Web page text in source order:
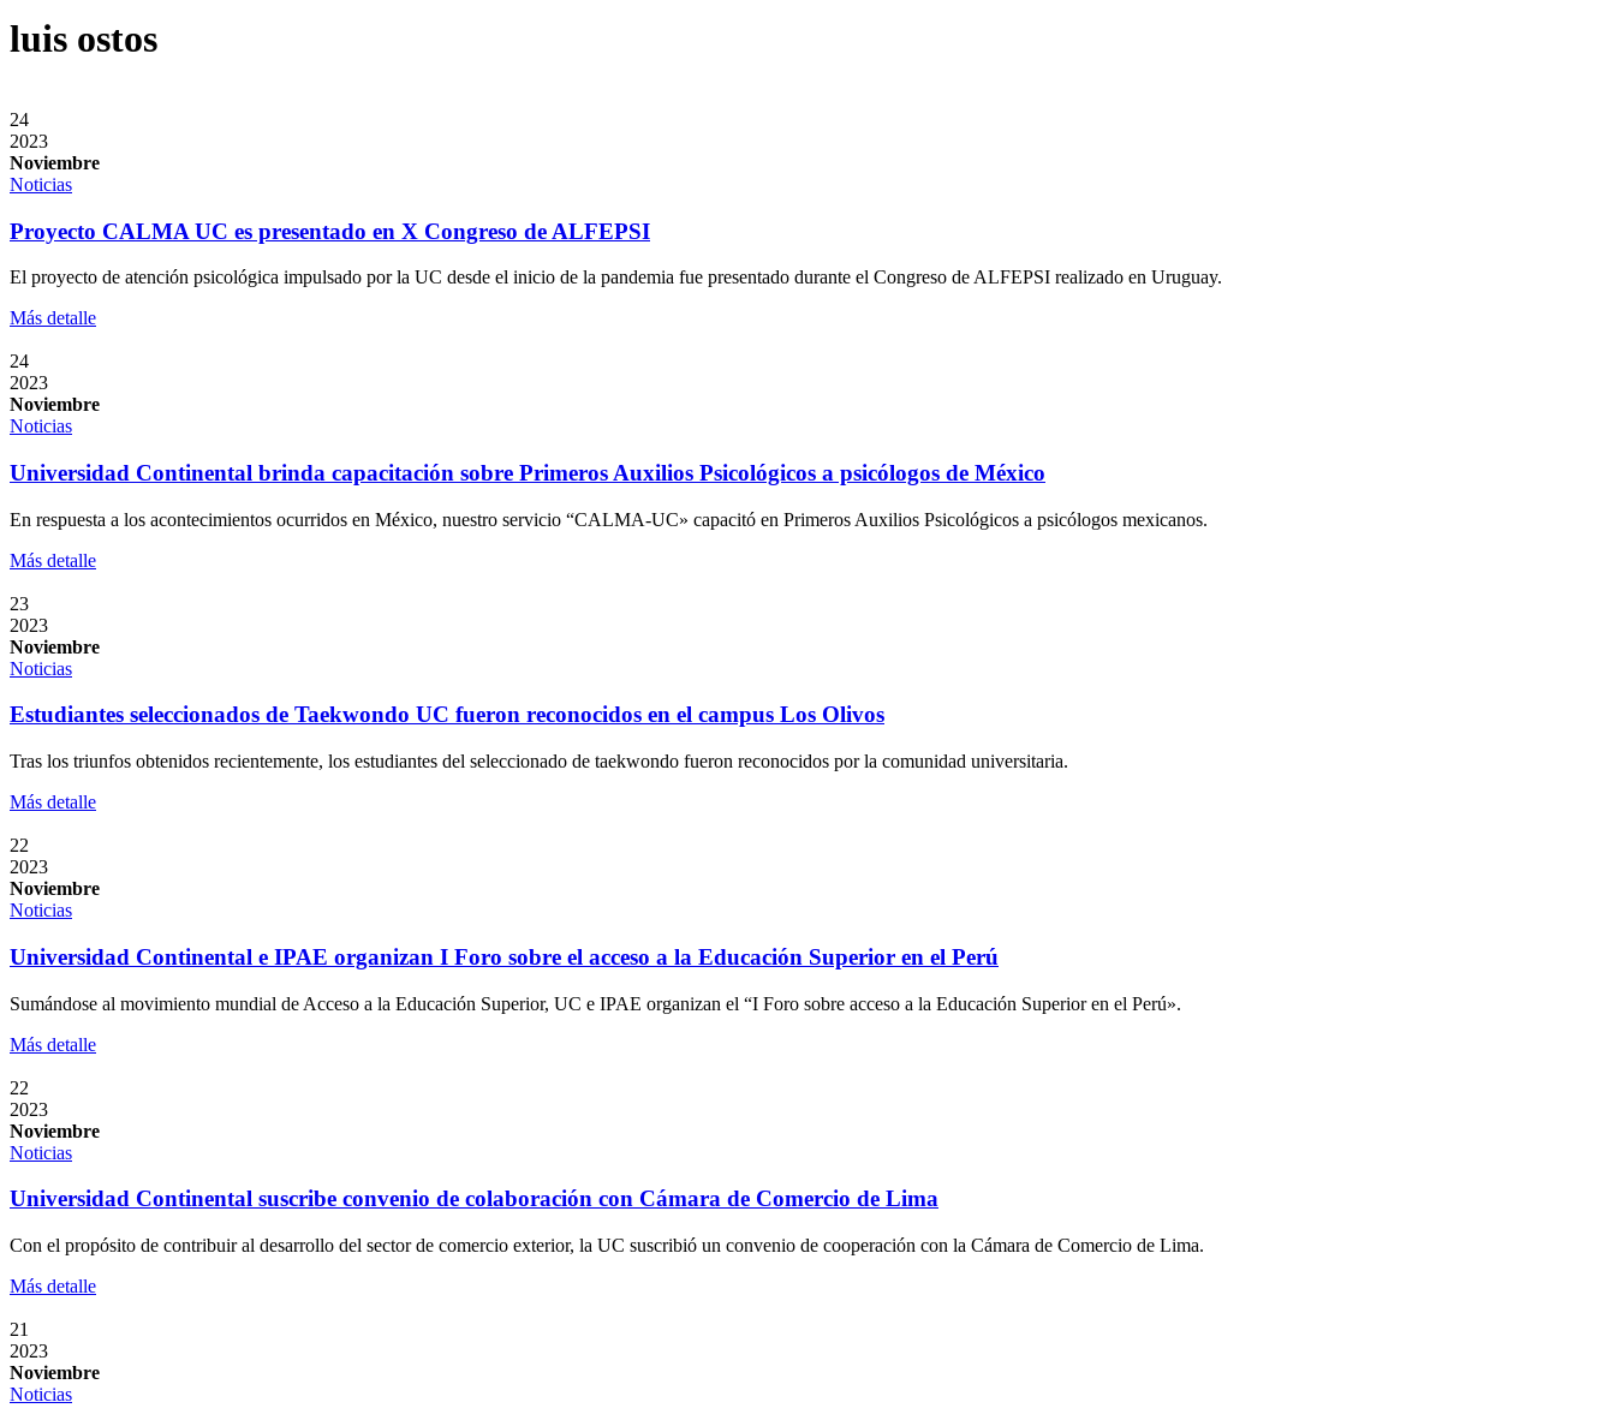
luis ostos
24
2023
Noviembre
Noticias
Proyecto CALMA UC es presentado en X Congreso de ALFEPSI
El proyecto de atención psicológica impulsado por la UC desde el inicio de la pandemia fue presentado durante el Congreso de ALFEPSI realizado en Uruguay.
Más detalle
24
2023
Noviembre
Noticias
Universidad Continental brinda capacitación sobre Primeros Auxilios Psicológicos a psicólogos de México
En respuesta a los acontecimientos ocurridos en México, nuestro servicio “CALMA-UC» capacitó en Primeros Auxilios Psicológicos a psicólogos mexicanos.
Más detalle
23
2023
Noviembre
Noticias
Estudiantes seleccionados de Taekwondo UC fueron reconocidos en el campus Los Olivos
Tras los triunfos obtenidos recientemente, los estudiantes del seleccionado de taekwondo fueron reconocidos por la comunidad universitaria.
Más detalle
22
2023
Noviembre
Noticias
Universidad Continental e IPAE organizan I Foro sobre el acceso a la Educación Superior en el Perú
Sumándose al movimiento mundial de Acceso a la Educación Superior, UC e IPAE organizan el “I Foro sobre acceso a la Educación Superior en el Perú».
Más detalle
22
2023
Noviembre
Noticias
Universidad Continental suscribe convenio de colaboración con Cámara de Comercio de Lima
Con el propósito de contribuir al desarrollo del sector de comercio exterior, la UC suscribió un convenio de cooperación con la Cámara de Comercio de Lima.
Más detalle
21
2023
Noviembre
Noticias